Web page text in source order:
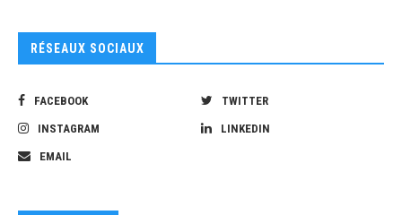
RÉSEAUX SOCIAUX
FACEBOOK TWITTER
INSTAGRAM LINKEDIN
EMAIL